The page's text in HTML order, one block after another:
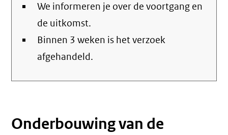
We informeren je over de voortgang en
de uitkomst.
Binnen 3 weken is het verzoek
afgehandeld.
Onderbouwing van de